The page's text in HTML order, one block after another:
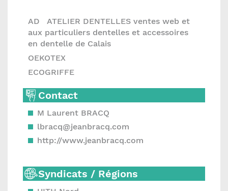
AD ATELIER DENTELLES ventes web et
aux particuliers dentelles et accessoires
en dentelle de Calais
OEKOTEX
ECOGRIFFE
Contact
M Laurent BRACQ
lbracq@jeanbracq.com
http://www.jeanbracq.com
Syndicats / Régions